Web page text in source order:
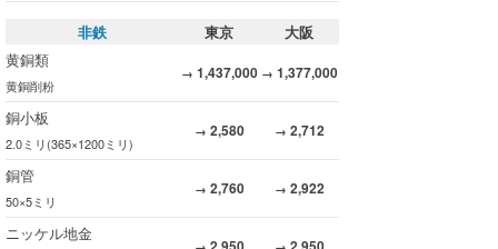
非鉄 東京
大阪
黄銅類
黄銅削粉
→ 1,437,000 → 1,377,000
銅小板
2.0ミリ(365×1200ミリ)
→ 2,580 → 2,712
銅管
50×5ミリ
→ 2,760 → 2,922
ニッケル地金